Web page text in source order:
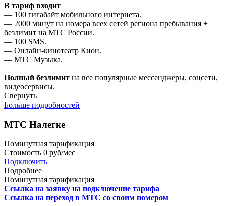
В тариф входит
— 100 гигабайт мобильного интернета.
— 2000 минут на номера всех сетей региона пребывания +
безлимит на МТС России.
— 100 SMS.
— Онлайн-кинотеатр Кион.
— МТС Музыка.
Полный безлимит на все популярные мессенджеры, соцсети,
видеосервисы.
Свернуть
Больше подробностей
МТС Налегке
Поминутная тарификация
Стоимость 0 руб/мес
Подключить
Подробнее
Поминутная тарификация
Ссылка на заявку на подключение тарифа
Ссылка на переход в МТС со своим номером